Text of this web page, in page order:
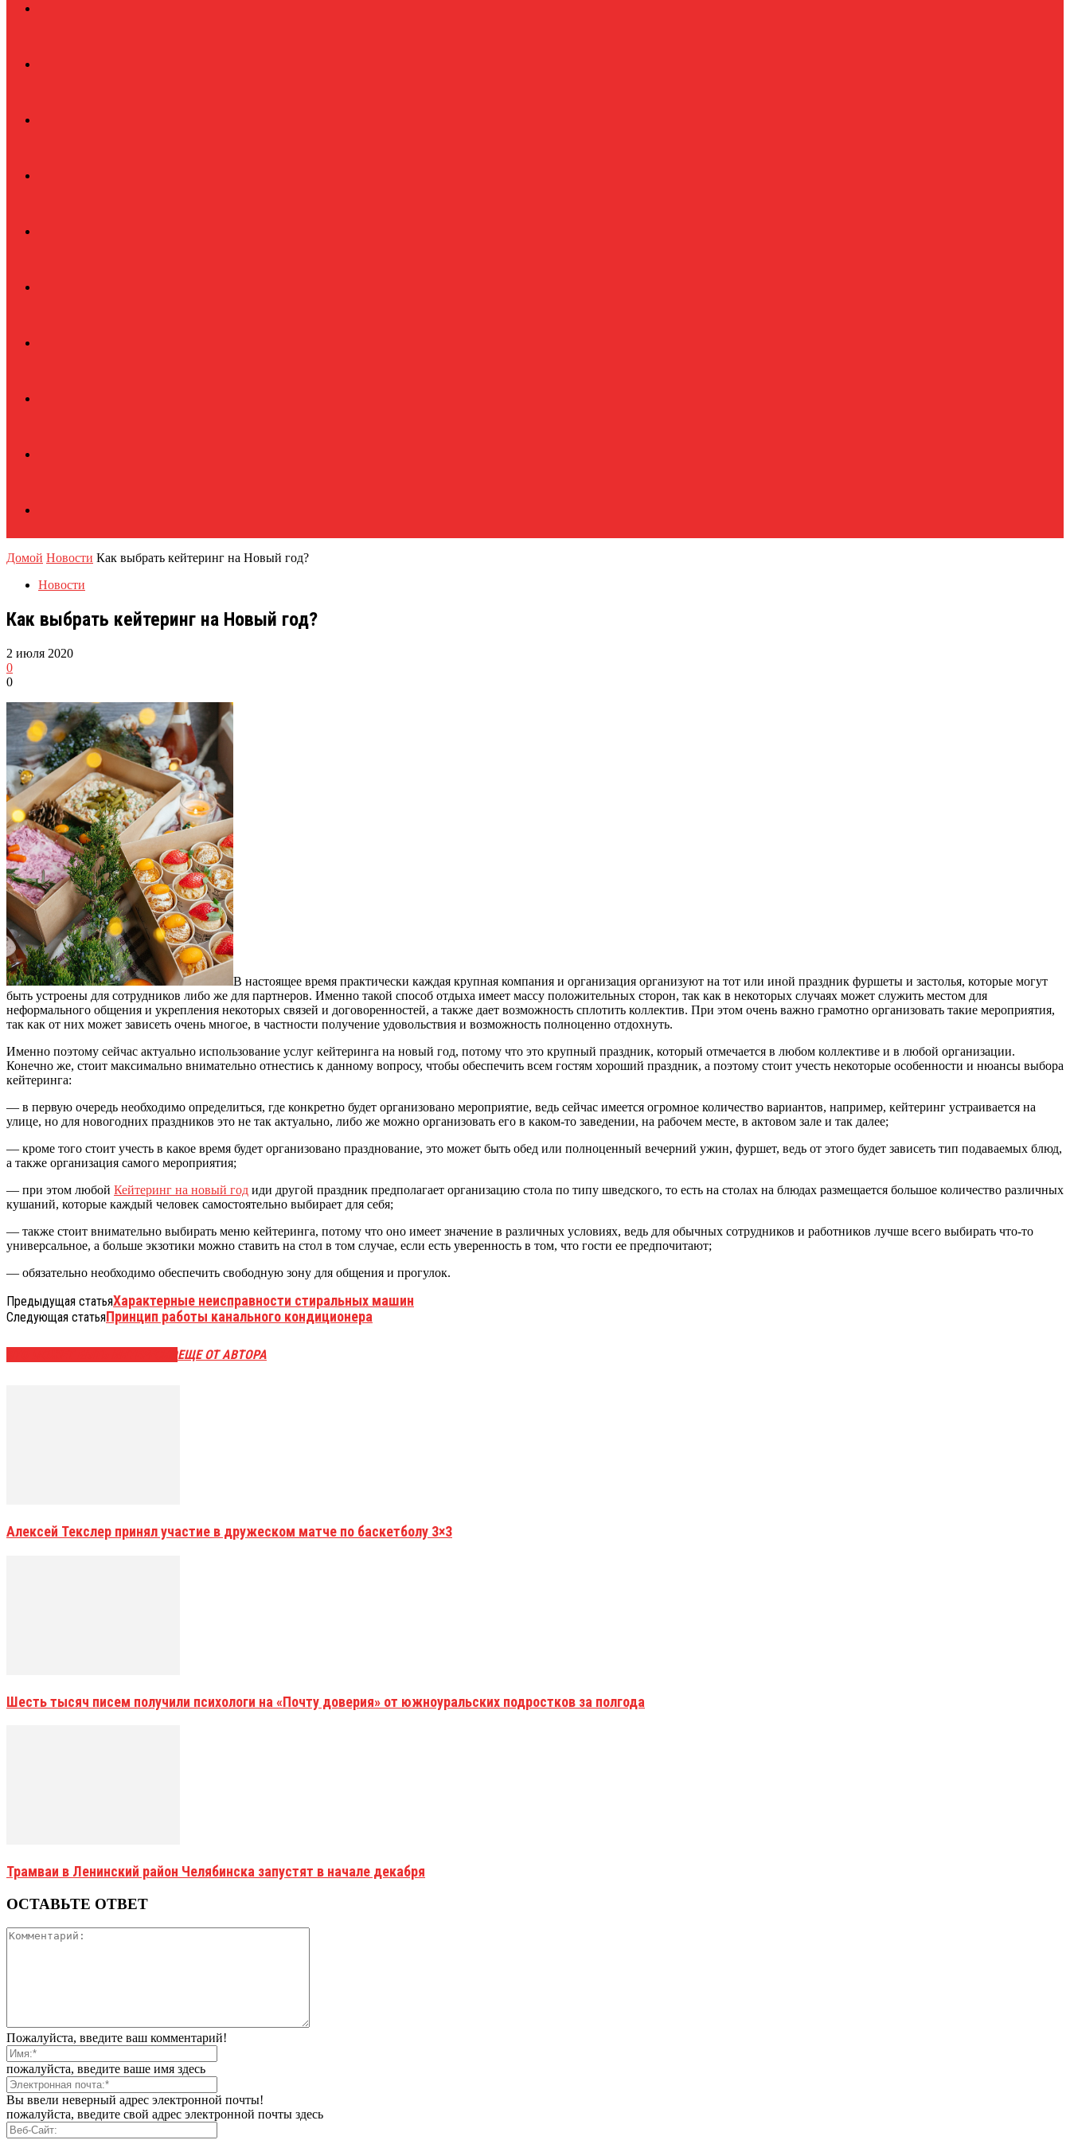
Домой Новости Как выбрать кейтеринг на Новый год?
Новости
Как выбрать кейтеринг на Новый год?
2 июля 2020
0
0
В настоящее время практически каждая крупная компания и организация организуют на тот или иной праздник фуршеты и застолья, которые могут
быть устроены для сотрудников либо же для партнеров. Именно такой способ отдыха имеет массу положительных сторон, так как в некоторых случаях может служить местом для
неформального общения и укрепления некоторых связей и договоренностей, а также дает возможность сплотить коллектив. При этом очень важно грамотно организовать такие мероприятия,
так как от них может зависеть очень многое, в частности получение удовольствия и возможность полноценно отдохнуть.
Именно поэтому сейчас актуально использование услуг кейтеринга на новый год, потому что это крупный праздник, который отмечается в любом коллективе и в любой организации.
Конечно же, стоит максимально внимательно отнестись к данному вопросу, чтобы обеспечить всем гостям хороший праздник, а поэтому стоит учесть некоторые особенности и нюансы выбора
кейтеринга:
— в первую очередь необходимо определиться, где конкретно будет организовано мероприятие, ведь сейчас имеется огромное количество вариантов, например, кейтеринг устраивается на
улице, но для новогодних праздников это не так актуально, либо же можно организовать его в каком-то заведении, на рабочем месте, в актовом зале и так далее;
— кроме того стоит учесть в какое время будет организовано празднование, это может быть обед или полноценный вечерний ужин, фуршет, ведь от этого будет зависеть тип подаваемых блюд,
а также организация самого мероприятия;
— при этом любой Кейтеринг на новый год иди другой праздник предполагает организацию стола по типу шведского, то есть на столах на блюдах размещается большое количество различных
кушаний, которые каждый человек самостоятельно выбирает для себя;
— также стоит внимательно выбирать меню кейтеринга, потому что оно имеет значение в различных условиях, ведь для обычных сотрудников и работников лучше всего выбирать что-то
универсальное, а больше экзотики можно ставить на стол в том случае, если есть уверенность в том, что гости ее предпочитают;
— обязательно необходимо обеспечить свободную зону для общения и прогулок.
Предыдущая статьяХарактерные неисправности стиральных машин
Следующая статьяПринцип работы канального кондиционера
ЕЩЕ ОТ АВТОРА
Алексей Текслер принял участие в дружеском матче по баскетболу 3×3
Шесть тысяч писем получили психологи на «Почту доверия» от южноуральских подростков за полгода
Трамваи в Ленинский район Челябинска запустят в начале декабря
ОСТАВЬТЕ ОТВЕТ
Пожалуйста, введите ваш комментарий!
пожалуйста, введите ваше имя здесь
Вы ввели неверный адрес электронной почты!
пожалуйста, введите свой адрес электронной почты здесь